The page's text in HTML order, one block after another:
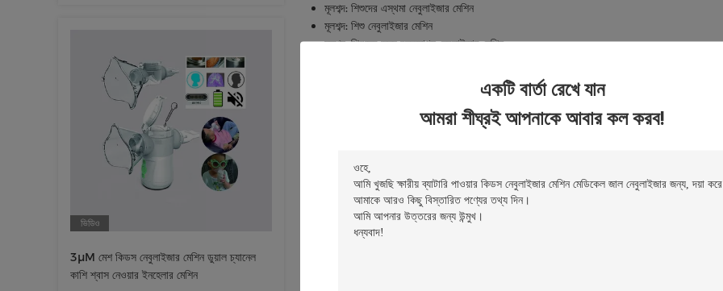
একটি বার্তা রেখে যান
আমরা শীঘ্রই আপনাকে আবার কল করব!
ভিডিও
3μM মেশ কিডস নেবুলাইজার মেশিন ডুয়াল চ্যানেল
কাশি শ্বাস নেওয়ার ইনহেলার মেশিন
মূলশব্দ: শিশুদের এস্থমা নেবুলাইজার মেশিন
মূলশব্দ: শিশু নেবুলাইজার মেশিন
মূলশব্দ: শিশুদের জন্য বহনযোগ্য নেবুলাইজার মেশিন
টেকনিক্যাল প্যারামিটারঃ
নেবুলাইজেশনের হার 0.২৫-০.৬ মিলি/মিনিট
অপারেটিং তাপমাত্রা